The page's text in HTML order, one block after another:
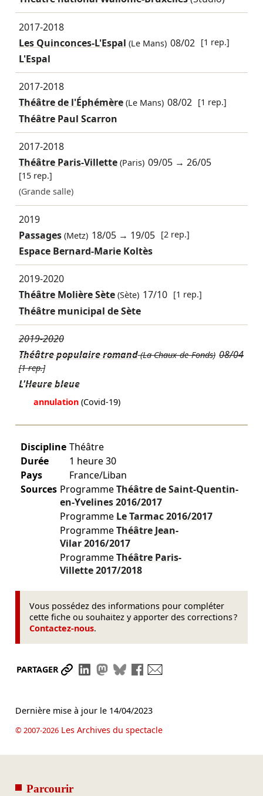
2017-2018
Les Quinconces-L'Espal (Le Mans) 08/02 [1 rep.]
L'Espal
2017-2018
Théâtre de l'Éphémère(Le Mans) 08/02 [1 rep.]
Théâtre Paul Scarron
2017-2018
Théâtre Paris-Villette(Paris) 09/05 →26/05
[15 rep.]
(Grande salle)
2019
Passages(Metz) 18/05 → 19/05 [2 rep.]
Espace Bernard-Marie Koltès
2019-2020
Théâtre Molière Sète(Sète) 17/10 [1 rep.]
Théâtre municipal de Sète
2019-2020
Théâtre populaire romand(La Chaux-de-Fonds) 08/04
[1 rep.]
L'Heure bleue
annulation (Covid-19)
Discipline Théâtre
Durée
1 heure 30
Pays
France/Liban
Sources ProgrammeThéâtre de Saint-Quentin-
en-Yvelines2016/2017
Programme Le Tarmac2016/2017
ProgrammeThéâtre Jean-
Vilar2016/2017
ProgrammeThéâtre Paris-
Villette2017/2018
Vous possédez des informations pour compléter
cette fiche ou souhaitez y apporter des corrections ?
Contactez-nous.
PARTAGER Partager le lien
Partager sur LinkedIn
Partager sur Mastodon
Partager sur Bluesky
Partager sur Facebook
Dernière mise à jour le 14/04/2023
© 2007-2026Les Archives du spectacle
Parcourir